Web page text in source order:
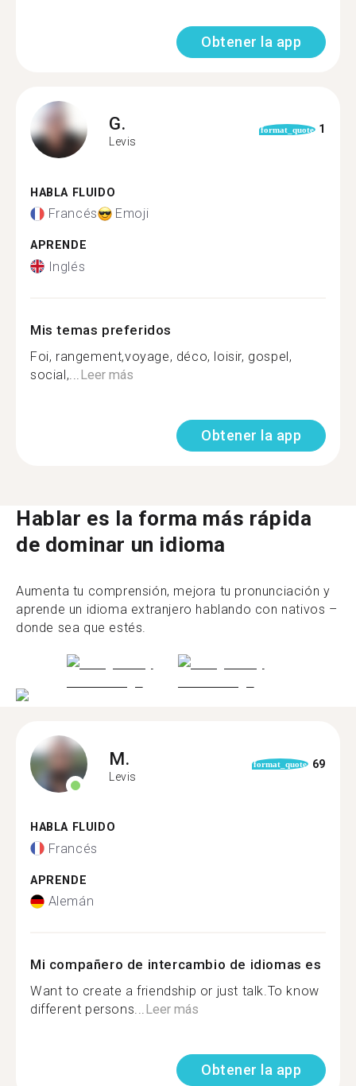
Obtener la app
G.
Levis
format_quote 1
HABLA FLUIDO
Francés Emoji
APRENDE
Inglés
Mis temas preferidos
Foi, rangement,voyage, déco, loisir, gospel,
social,... Leer más
Obtener la app
Hablar es la forma más rápida
de dominar un idioma
Aumenta tu comprensión, mejora tu pronunciación y
aprende un idioma extranjero hablando con nativos –
donde sea que estés.
M.
Levis
format_quote 69
HABLA FLUIDO
Francés
APRENDE
Alemán
Mi compañero de intercambio de idiomas es
Want to create a friendship or just talk.To know
different persons...Leer más
Obtener la app